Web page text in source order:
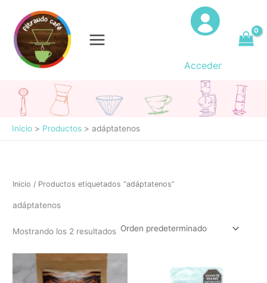
contenido
Acceder
Inicio Productos adáptatenos
Inicio / Productos etiquetados “adáptatenos”
adáptatenos
Mostrando los 2 resultados